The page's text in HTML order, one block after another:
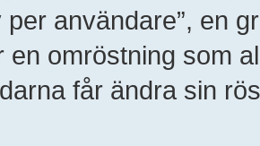
per användare”, en
en omröstning som
får ändra sin